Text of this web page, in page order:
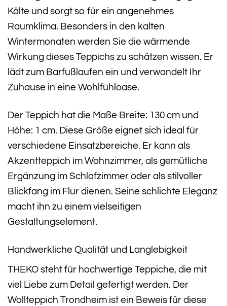
Kälte und sorgt so für ein angenehmes
Raumklima. Besonders in den kalten
Wintermonaten werden Sie die wärmende
Wirkung dieses Teppichs zu schätzen wissen. Er
lädt zum Barfußlaufen ein und verwandelt Ihr
Zuhause in eine Wohlfühloase.
Der Teppich hat die Maße Breite: 130 cm und
Höhe: 1 cm. Diese Größe eignet sich ideal für
verschiedene Einsatzbereiche. Er kann als
Akzentteppich im Wohnzimmer, als gemütliche
Ergänzung im Schlafzimmer oder als stilvoller
Blickfang im Flur dienen. Seine schlichte Eleganz
macht ihn zu einem vielseitigen
Gestaltungselement.
Handwerkliche Qualität und Langlebigkeit
THEKO steht für hochwertige Teppiche, die mit
viel Liebe zum Detail gefertigt werden. Der
Wollteppich Trondheim ist ein Beweis für diese